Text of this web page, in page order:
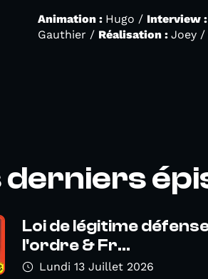
Animation : Hugo / Interview :
Gauthier / Réalisation : Joey /
derniers
Loi de légitime
l'ordre & Fr...
Lundi 13 Juillet 2026